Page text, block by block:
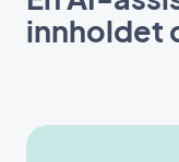
innholdet